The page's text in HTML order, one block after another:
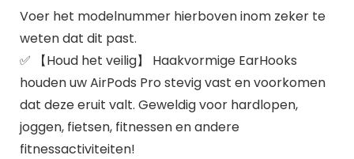
Voer het modelnummer hierboven inom zeker te
weten dat dit past.
✅ 【Houd het veilig】 Haakvormige EarHooks
houden uw AirPods Pro stevig vast en voorkomen
dat deze eruit valt. Geweldig voor hardlopen,
joggen, fietsen, fitnessen en andere
fitnessactiviteiten!